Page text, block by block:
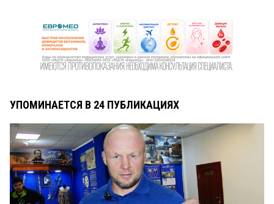
УПОМИНАЕТСЯ В 24 ПУБЛИКАЦИЯХ